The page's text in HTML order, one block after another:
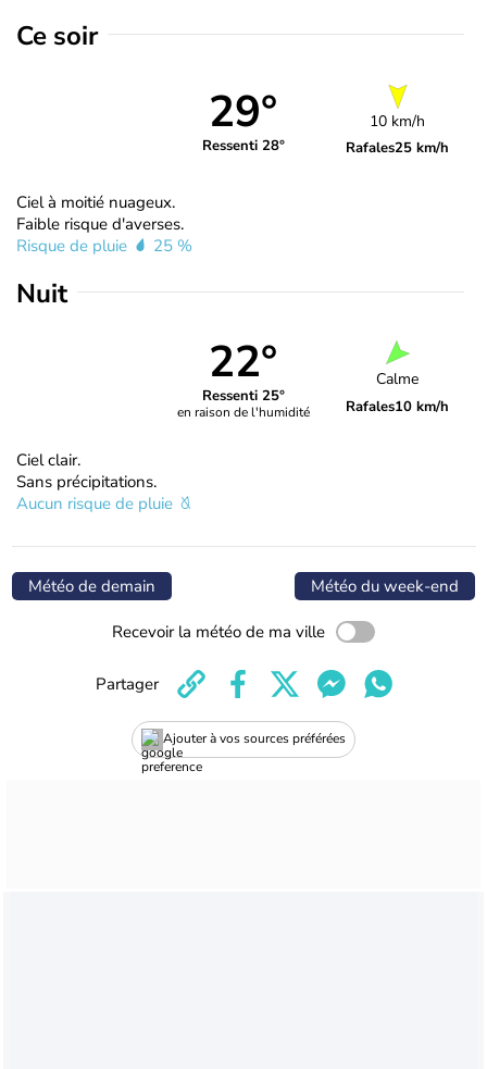
Ce soir
29°
Ressenti 28°
10 km/h
Rafales25 km/h
Ciel à moitié nuageux.
Faible risque d'averses.
Risque de pluie
25 %
Nuit
22°
Ressenti 25°
en raison de l'humidité
Calme
Rafales10 km/h
Ciel clair.
Sans précipitations.
Aucun risque de pluie
Météo de demain Météo du week-end
Recevoir la météo de ma ville
Ajouter à vos sources préférées
Partager